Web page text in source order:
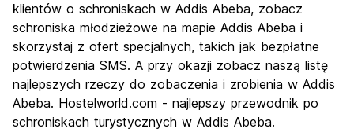
Imprezy
Najlepsza wartość
klientów o schroniskach w Addis Abeba, zobacz
schroniska młodzieżowe na mapie Addis Abeba i
skorzystaj z ofert specjalnych, takich jak bezpłatne
potwierdzenia SMS. A przy okazji zobacz naszą listę
najlepszych rzeczy do zobaczenia i zrobienia w Addis
Abeba. Hostelworld.com - najlepszy przewodnik po
schroniskach turystycznych w Addis Abeba.